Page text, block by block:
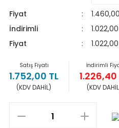
Fiyat
İndirimli
Fiyat
Satış Fiyatı
1.752,00 TL
(KDV DAHİL)
İndirimli
1.226,40
(KDV